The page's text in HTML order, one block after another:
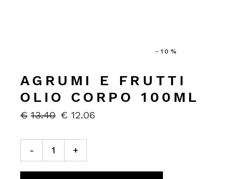
-10%
AGRUMI E FRUTTI
OLIO CORPO 100ML
€ 13.40
IL
ORIGINALE
ERA:
€13.40.
€ 12.06
IL
ATTUALE
€12.06.
Agrumi e Frutti Olio Corpo 100ml quantity
- +